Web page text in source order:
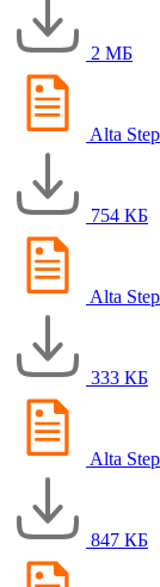
2 МБ
Alta
754 КБ
Alta
333 КБ
Alta
847 КБ